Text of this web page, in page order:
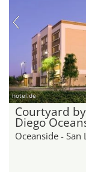
hotel.de
Courtyard
Diego
Oceanside - San